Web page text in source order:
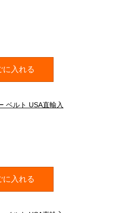
に入れる
ベルト USA直輸入
に入れる